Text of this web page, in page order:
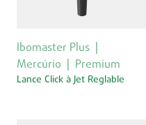
Ibomaster Plus
Mercúrio
Premium
Lance Click à Jet Reglable